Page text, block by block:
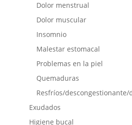
Dolor menstrual
Dolor muscular
Insomnio
Malestar estomacal
Problemas en la piel
Quemaduras
Resfríos/
Exudados
Higiene bucal